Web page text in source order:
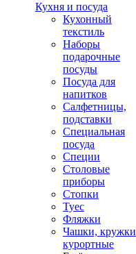
Кухня и посуда
Кухонный
текстиль
Наборы
подарочные
посуды
Посуда для
напитков
Салфетницы,
подставки
Специальная
посуда
Специи
Столовые
приборы
Стопки
Туес
Фляжки
Чашки, кружки
курортные